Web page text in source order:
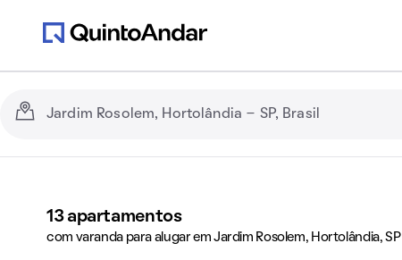
13 apartamentos
com varanda para alugar em Jardim Rosolem, Hortolândia, SP